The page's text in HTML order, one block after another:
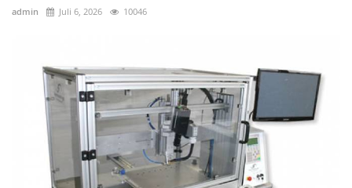
admin Juli 6, 2026 10046